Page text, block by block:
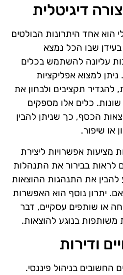
דיגיטלית
הוא אחד היתרונות הבולטים
שבו הכל נמצא
עליונה להשתמש בכלים
ניתן למצוא אפליקציות
תקציבים ולבחון את
כלים אלו מספקים
הכסף, כך שניתן להבין
או שיפור.
מציעות אפשרויות ליצירת
לראות בבירור את התנהלות
להבין את התנהגות ההוצאות
יתרון נוסף הוא האפשרות
או שותפים עסקיים, דבר
בנוגע להוצאות.
ודירות
בניהול פיננסי.